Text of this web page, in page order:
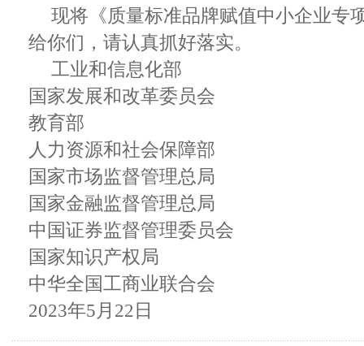
现将《质量标准品牌赋值中小企业专
给你们，请认真抓好落实。
工业和信息化部
国家发展和改革委员会
教育部
人力资源和社会保障部
国家市场监督管理总局
国家金融监督管理总局
中国证券监督管理委员会
国家知识产权局
中华全国工商业联合会
2023年5月22日